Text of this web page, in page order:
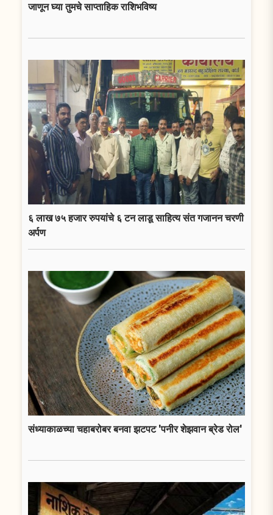
जाणून घ्या तुमचे साप्ताहिक राशिभविष्य
६ लाख ७५ हजार रुपयांचे ६ टन लाडू साहित्य संत गजानन चरणी
अर्पण
संध्याकाळच्या चहाबरोबर बनवा झटपट 'पनीर शेझवान ब्रेड रोल'